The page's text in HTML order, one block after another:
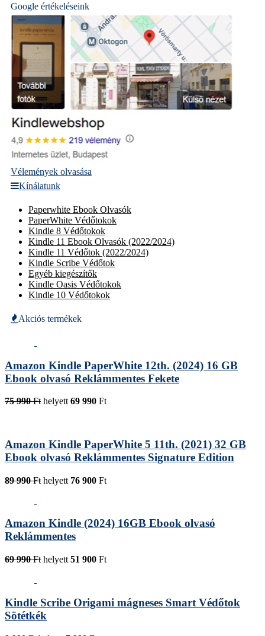
Google értékeléseink
Vélemények olvasása
Kínálatunk
Paperwhite Ebook Olvasók
PaperWhite Védőtokok
Kindle 8 Védőtokok
Kindle 11 Ebook Olvasók (2022/2024)
Kindle 11 Védőtok (2022/2024)
Kindle Scribe Védőtok
Egyéb kiegészítők
Kindle Oasis Védőtokok
Kindle 10 Védőtokok
Akciós termékek
Amazon Kindle PaperWhite 12th. (2024) 16 GB
Ebook olvasó Reklámmentes Fekete
75 990 Ft helyett 69 990 Ft
Amazon Kindle PaperWhite 5 11th. (2021) 32 GB
Ebook olvasó Reklámmentes Signature Edition
89 990 Ft helyett 76 900 Ft
Amazon Kindle (2024) 16GB Ebook olvasó
Reklámmentes
69 990 Ft helyett 51 900 Ft
Kindle Scribe Origami mágneses Smart Védőtok
Sötétkék